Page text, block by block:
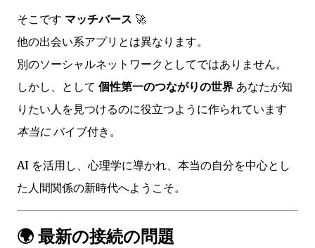
そこです マッチバース 🚀
他の出会い系アプリとは異なります。
別のソーシャルネットワークとしてではありません。
しかし、として 個性第一のつながりの世界 あなたが知
りたい人を見つけるのに役立つように作られています
本当に バイブ付き。
AI を活用し、心理学に導かれ、本当の自分を中心とし
た人間関係の新時代へようこそ。
🌍 最新の接続の問題